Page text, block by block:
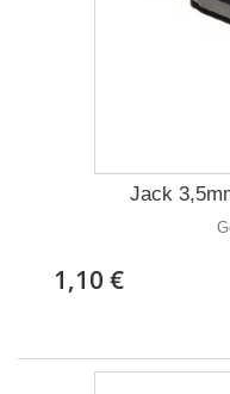
Jack
1,10 €